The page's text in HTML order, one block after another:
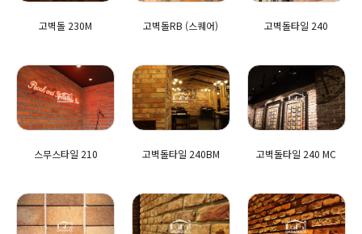
고벽돌 230M 고벽돌RB (스퀘어) 고벽돌타일 240
스무스타일 210 고벽돌타일 240BM 고벽돌타일 240 MC